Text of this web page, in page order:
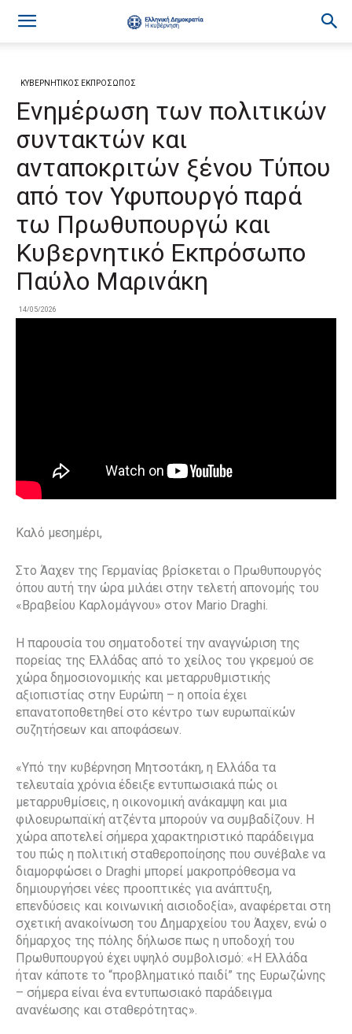
ΚΥΒΕΡΝΗΤΙΚΟΣ ΕΚΠΡΟΣΩΠΟΣ
Ενημέρωση των πολιτικών
συντακτών και
ανταποκριτών ξένου Τύπου
από τον Υφυπουργό παρά
τω Πρωθυπουργώ και
Κυβερνητικό Εκπρόσωπο
Παύλο Μαρινάκη
14/05/2026
Καλό μεσημέρι,
Στο Άαχεν της Γερμανίας βρίσκεται ο Πρωθυπουργός
όπου αυτή την ώρα μιλάει στην τελετή απονομής του
«Βραβείου Καρλομάγνου» στον Mario Draghi.
Η παρουσία του σηματοδοτεί την αναγνώριση της
πορείας της Ελλάδας από το χείλος του γκρεμού σε
χώρα δημοσιονομικής και μεταρρυθμιστικής
αξιοπιστίας στην Ευρώπη – η οποία έχει
επανατοποθετηθεί στο κέντρο των ευρωπαϊκών
συζητήσεων και αποφάσεων.
«Υπό την κυβέρνηση Mητσοτάκη, η Ελλάδα τα
τελευταία χρόνια έδειξε εντυπωσιακά πώς οι
μεταρρυθμίσεις, η οικονομική ανάκαμψη και μια
φιλοευρωπαϊκή ατζέντα μπορούν να συμβαδίζουν. Η
χώρα αποτελεί σήμερα χαρακτηριστικό παράδειγμα
του πώς η πολιτική σταθεροποίησης που συνέβαλε να
διαμορφώσει ο Draghi μπορεί μακροπρόθεσμα να
δημιουργήσει νέες προοπτικές για ανάπτυξη,
επενδύσεις και κοινωνική αισιοδοξία», αναφέρεται στη
σχετική ανακοίνωση του Δημαρχείου του Άαχεν, ενώ ο
δήμαρχος της πόλης δήλωσε πως η υποδοχή του
Πρωθυπουργού έχει υψηλό συμβολισμό: «Η Ελλάδα
ήταν κάποτε το “προβληματικό παιδί” της Ευρωζώνης
– σήμερα είναι ένα εντυπωσιακό παράδειγμα
ανανέωσης και σταθερότητας».